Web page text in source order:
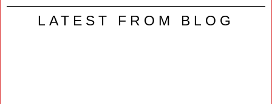
LATEST FROM BLOG